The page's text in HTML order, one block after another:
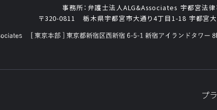
事務所： 弁護士法人ALG&Associates 宇都宮法
〒320-0811
栃木県宇都宮市大通り4丁目1-18 宇都宮
プ